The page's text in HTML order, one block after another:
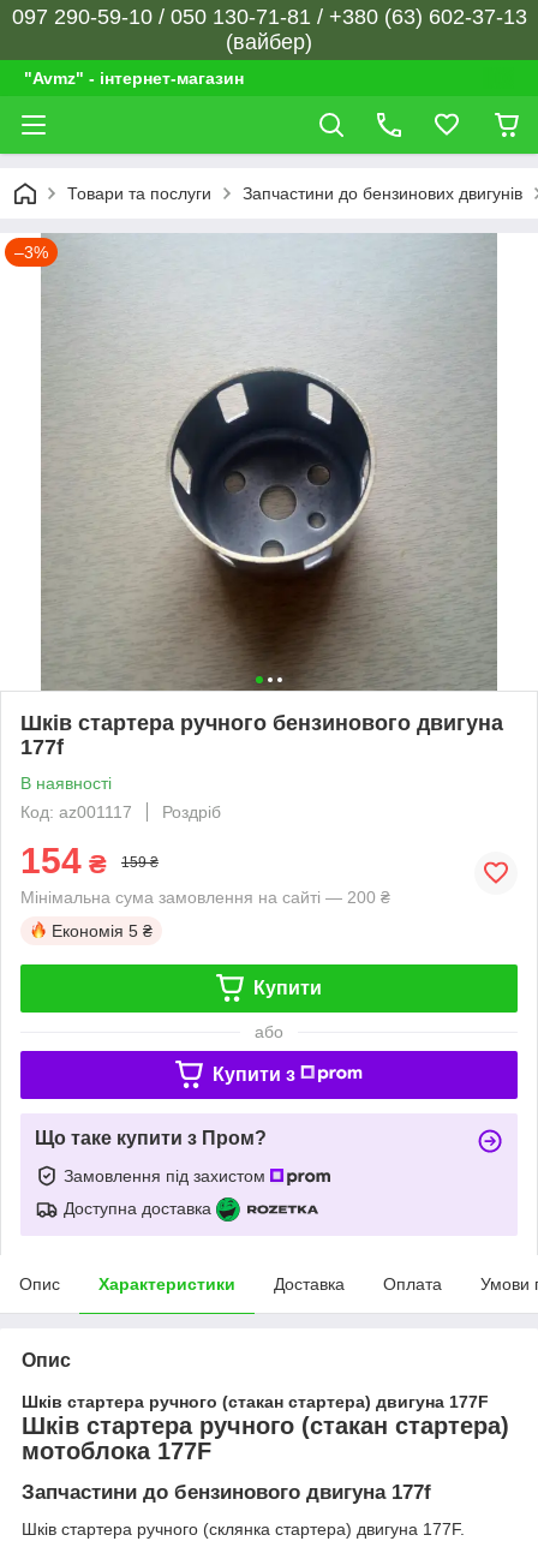
097 290-59-10 / 050 130-71-81 / +380 (63) 602-37-13
(вайбер)
"Avmz" - інтернет-магазин
Товари та послуги Запчастини до бензинових двигунів
–3%
Шків стартера ручного бензинового двигуна
177f
В наявності
Код: az001117
Роздріб
154 ₴ 159 ₴
Мінімальна сума замовлення на сайті — 200 ₴
Економія 5 ₴
Купити
або
Купити з
Що таке купити з Пром?
Замовлення під захистом
Доступна доставка
Опис Характеристики Доставка Оплата Умови
Опис
Шків стартера ручного (стакан стартера) двигуна 177F
Шків стартера ручного (стакан стартера)
мотоблока 177F
Запчастини до бензинового двигуна 177f
Шків стартера ручного (склянка стартера) двигуна 177F.